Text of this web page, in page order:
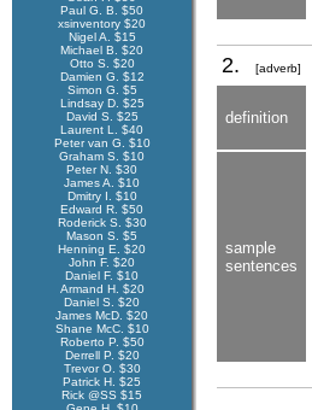
Paul G. B. $50
xsinventory $20
Nigel A. $15
Michael B. $20
Otto S. $20
Damien G. $12
Simon G. $5
Lindsay D. $25
David S. $25
Laurent L. $40
Peter van G. $10
Graham S. $10
Peter N. $30
James A. $10
Dmitry I. $10
Edward R. $50
Roderick S. $30
Mason S. $5
Henning E. $20
John F. $20
Daniel F. $10
Armand H. $20
Daniel S. $20
James McD. $20
Shane McC. $10
Roberto P. $50
Derrell P. $20
Trevor O. $30
Patrick H. $25
Rick @SS $15
2. [adverb]
definition
sample
sentences